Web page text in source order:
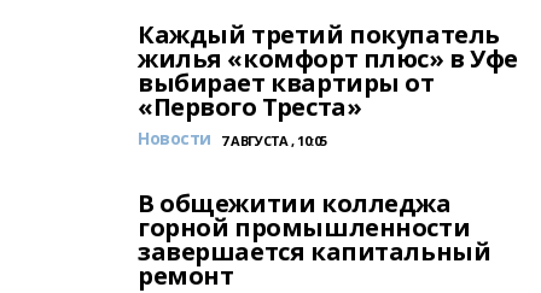
Каждый третий покупатель
жилья «комфорт плюс» в Уфе
выбирает квартиры от
«Первого Треста»
Новости 7 АВГУСТА , 10:05
В общежитии колледжа
горной промышленности
завершается капитальный
ремонт